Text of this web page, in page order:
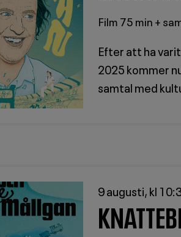
Film 75 min +
Efter att ha
2025 kommer
samtal med
9 augusti, kl